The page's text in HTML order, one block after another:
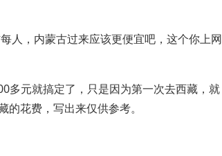
人，内蒙古过来应该更便宜吧，这个你上网
多元就搞定了，只是因为第一次去西藏，就
花费，写出来仅供参考。